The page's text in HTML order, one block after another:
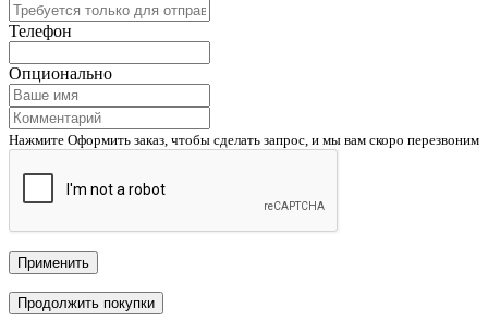
Телефон
Опционально
Нажмите Оформить заказ, чтобы сделать запрос, и мы вам скоро перезвоним
Применить
Продолжить покупки